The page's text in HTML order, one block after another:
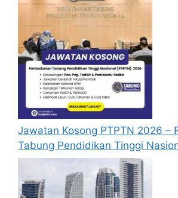
berjaya.
Mohon Online
Jawatan Kosong PTPTN 2026 –
Tabung Pendidikan Tinggi